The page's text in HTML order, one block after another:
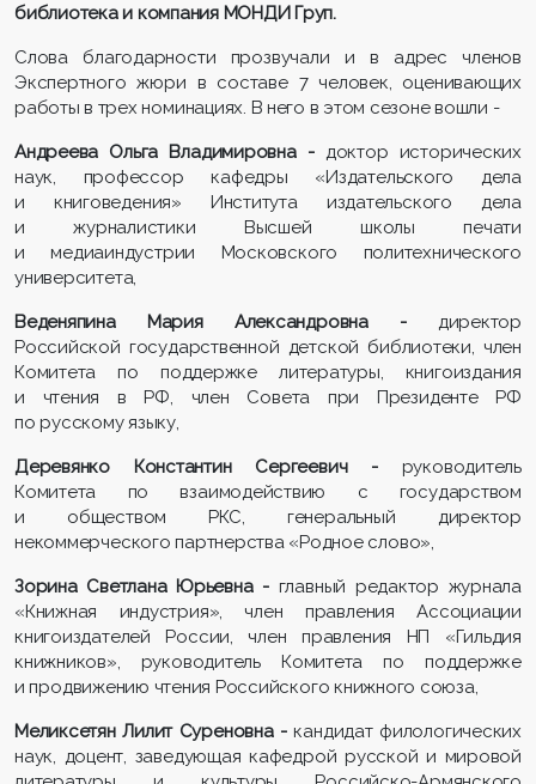
библиотека и компания МОНДИ Груп.
Слова благодарности прозвучали и в адрес членов
Экспертного жюри в составе 7 человек, оценивающих
работы в трех номинациях. В него в этом сезоне вошли -
Андреева Ольга Владимировна - доктор исторических
наук, профессор кафедры «Издательского дела
и книговедения» Института издательского дела
и журналистики Высшей школы печати
и медиаиндустрии
Московского политехнического
университета,
Веденяпина Мария Александровна-директор
Российской государственной детской библиотеки, член
Комитета по поддержке литературы, книгоиздания
и чтения в РФ, член Совета при Президенте РФ
по русскому языку,
Деревянко Константин Сергеевич- руководитель
Комитета по взаимодействию с государством
и обществом РКС, генеральный директор
некоммерческого партнерства «Родное слово»,
Зорина Светлана Юрьевна- главный редактор журнала
«Книжная индустрия», член правления Ассоциации
книгоиздателей России, член правления НП «Гильдия
книжников», руководитель Комитета по поддержке
и продвижению чтения Российского книжного союза,
Меликсетян Лилит Суреновна-кандидат филологических
наук, доцент, заведующая кафедрой русской и мировой